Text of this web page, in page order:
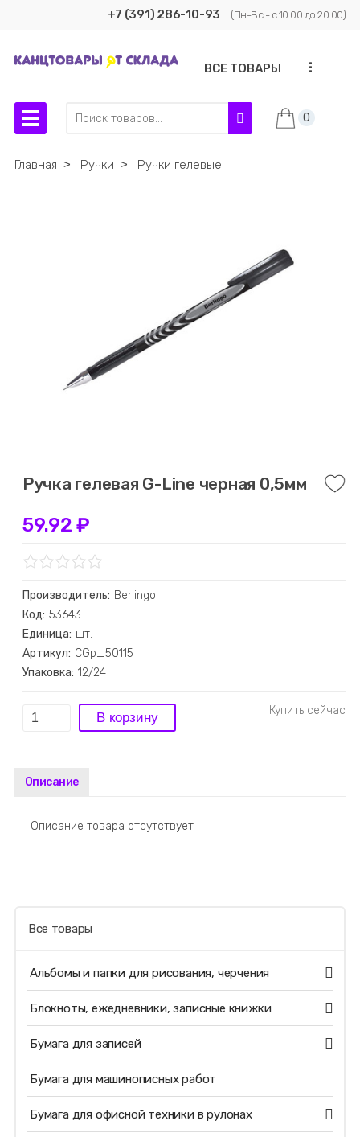
+7 (391) 286-10-93 (Пн-Вс - с 10:00 до 20:00)
ВСЕ ТОВАРЫ ...
0
Главная ˃ Ручки ˃ Ручки гелевые
Ручка гелевая G-Line черная 0,5мм
59.92 ₽
Производитель: Berlingo
Код: 53643
Единица: шт.
Артикул: CGp_50115
Упаковка: 12/24
Описание
Описание товара отсутствует
Все товары
Альбомы и папки для рисования, черчения
Блокноты, ежедневники, записные книжки
Бумага для записей
Бумага для машинописных работ
Бумага для офисной техники в рулонах